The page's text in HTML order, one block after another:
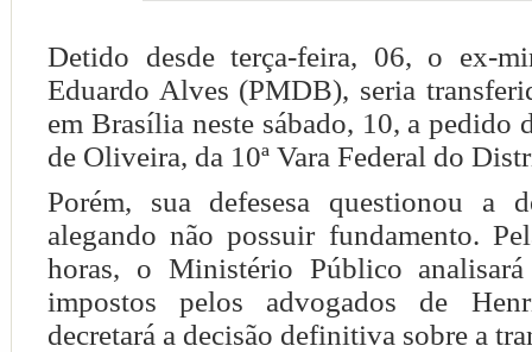
Detido desde terça-feira, 06, o ex-
Eduardo Alves (PMDB), seria
em Brasília neste sábado, 10, a pedido
de Oliveira, da 10ª Vara Federal do
Porém, sua defesesa questionou a
alegando não possuir fundamento.
horas, o Ministério Público analisará
impostos pelos advogados de
decretará a decisão definitiva sobre a